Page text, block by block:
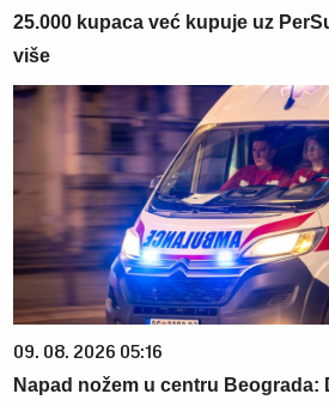
25.000 kupaca već kupuje uz
više
09. 08. 2026 05:16
Napad nožem u centru Beograda: